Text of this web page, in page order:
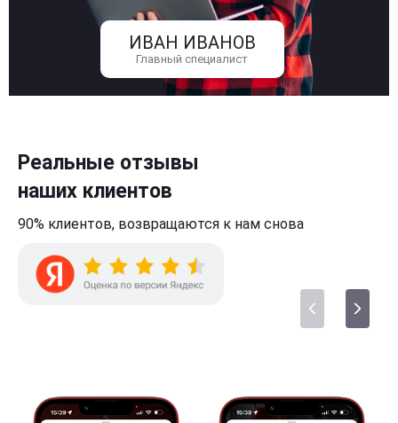
ИВАН ИВАНОВ
Главный специалист
Реальные отзывы
наших клиентов
90% клиентов, возвращаются к нам снова